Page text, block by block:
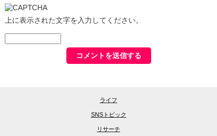
上に表示された文字を入力してください。
ライフ
SNSトピック
リサーチ